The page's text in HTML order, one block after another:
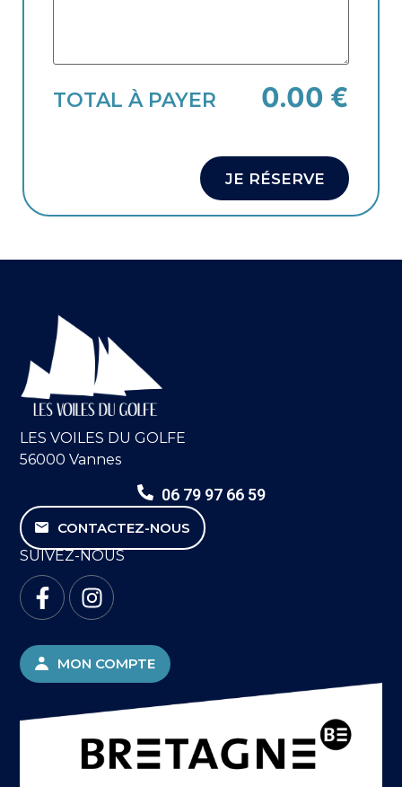
TOTAL À PAYER 0.00 €
JE RÉSERVE
LES VOILES DU GOLFE
56000 Vannes
06 79 97 66 59
CONTACTEZ-NOUS
SUIVEZ-NOUS
MON COMPTE